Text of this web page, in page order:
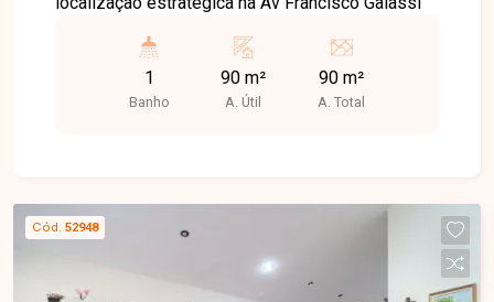
1
Banho
90 m²
A. Útil
90 m²
A. Total
Cód. 52948